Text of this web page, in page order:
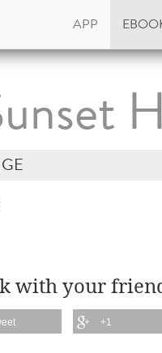
APP
with your
+1